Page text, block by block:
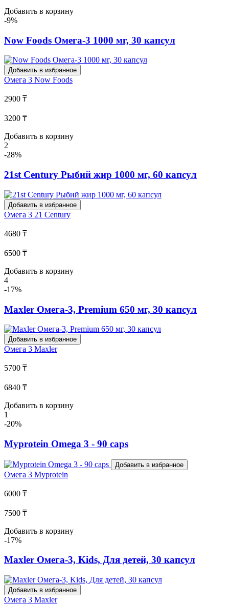
Добавить в корзину
-9%
Now Foods Омега-3 1000 мг, 30 капсул
Добавить в избранное
Омега 3 Now Foods
2900 ₸
3200 ₸
Добавить в корзину
2
-28%
21st Century Рыбий жир 1000 мг, 60 капсул
Добавить в избранное
Омега 3 21 Century
4680 ₸
6500 ₸
Добавить в корзину
4
-17%
Maxler Омега-3, Premium 650 мг, 30 капсул
Добавить в избранное
Омега 3 Maxler
5700 ₸
6840 ₸
Добавить в корзину
1
-20%
Myprotein Omega 3 - 90 caps
Добавить в избранное
Омега 3 Myprotein
6000 ₸
7500 ₸
Добавить в корзину
-17%
Maxler Омега-3, Kids, Для детей, 30 капсул
Добавить в избранное
Омега 3 Maxler